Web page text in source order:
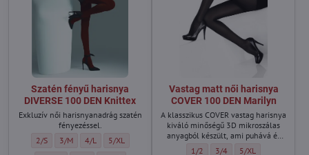
Szatén fényű harisnya
DIVERSE 100 DEN Knittex
Exkluzív női harisnyanadrág szatén
fényezéssel.
Szatén fényű harisnya DIVERSE 100 DEN Knittex - Méret:
2/S Szatén fényű harisnya DIVERSE 100 DEN Knittex - Méret:
3/M Szatén fényű harisnya DIVERSE 100 DEN Knittex - Méret:
4/L Szatén fényű harisnya DIVERSE 100 DEN Knittex - Méret:
5/XL
Vastag matt női harisnya
COVER 100 DEN Marilyn
A klasszikus COVER vastag harisnya
kiváló minőségű 3D mikroszálas
anyagból készült, ami puhává és
Vastag matt női harisnya COVER
1/2 Vastag matt női harisnya
3/4 Vastag matt női
5/XL